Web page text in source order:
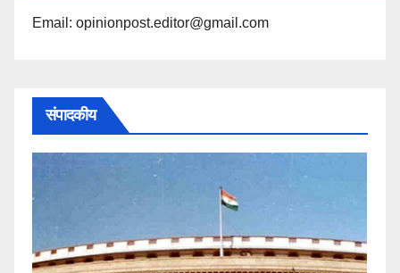
Email: opinionpost.editor@gmail.com
संपादकीय